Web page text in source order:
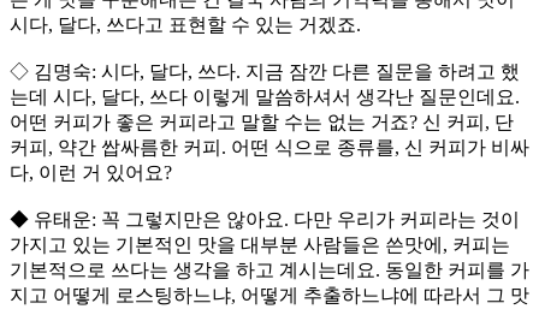
시다, 달다, 쓰다고 표현할 수 있는 거겠죠.
◇ 김명숙: 시다, 달다, 쓰다. 지금 잠깐 다른 질문을 하려고 했
는데 시다, 달다, 쓰다 이렇게 말씀하셔서 생각난 질문인데요.
어떤 커피가 좋은 커피라고 말할 수는 없는 거죠? 신 커피, 단
커피, 약간 쌉싸름한 커피. 어떤 식으로 종류를, 신 커피가 비싸
다, 이런 거 있어요?
◆ 유태운: 꼭 그렇지만은 않아요. 다만 우리가 커피라는 것이
가지고 있는 기본적인 맛을 대부분 사람들은 쓴맛에, 커피는
기본적으로 쓰다는 생각을 하고 계시는데요. 동일한 커피를 가
지고 어떻게 로스팅하느냐, 어떻게 추출하느냐에 따라서 그 맛